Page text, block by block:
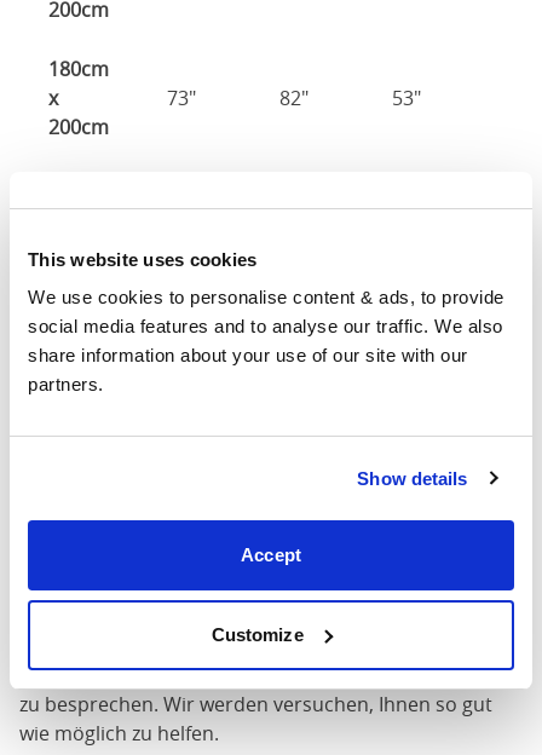
This website uses cookies
We use cookies to personalise content & ads, to provide
social media features and to analyse our traffic. We also
share information about your use of our site with our
partners.
Show details
Accept
Customize
200cm
180cm
x
200cm
73" 82" 53"
Breite
: Die äußere Breite des Bettes
Kopfhöhe: Die maximale Höhe des Kopfende des
Bettes
Fußhöhe: Die maximale Höhe des Fußende des Bettes
Bettrahmens. Die hier angegebenen Abmessungen
können bis zu einem Zoll variieren. Bitte kontaktieren
Anpassungen möglich
Produkte an Ihre Bedürfnisse anpassen. Bitte senden
Sie uns eine E-Mail, um die gewünschten Anpassungen
zu besprechen. Wir werden versuchen, Ihnen so gut
wie möglich zu helfen.